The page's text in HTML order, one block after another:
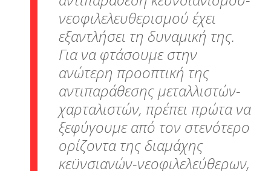
νεοφιλελευθερισμού έχει
εξαντλήσει τη δυναμική της.
Για να φτάσουμε στην
ανώτερη προοπτική της
αντιπαράθεσης μεταλλιστών-
χαρταλιστών, πρέπει πρώτα να
ξεφύγουμε από τον στενότερο
ορίζοντα της διαμάχης
κεϋνσιανών-νεοφιλελεύθερων,